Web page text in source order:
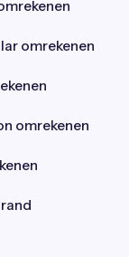
omrekenen
omrekenen